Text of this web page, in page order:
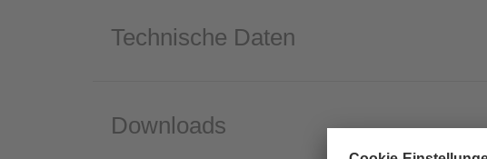
Technische Daten
Downloads